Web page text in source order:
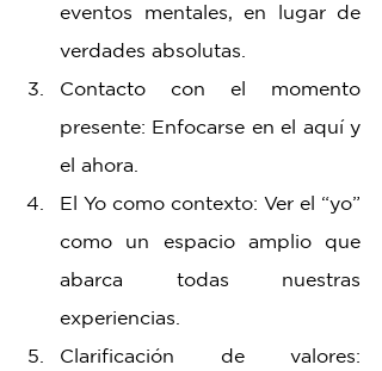
eventos mentales, en lugar de
verdades absolutas.
Contacto con el momento
presente: Enfocarse en el aquí y
el ahora.
El Yo como contexto: Ver el “yo”
como un espacio amplio que
abarca todas nuestras
experiencias.
Clarificación de valores: